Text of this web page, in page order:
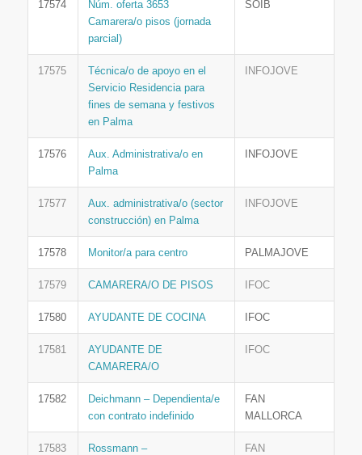
17574
Núm. oferta 3653
Camarera/o pisos (jornada
parcial)
SOIB
17575
Técnica/o de apoyo en el
Servicio Residencia para
fines de semana y festivos
en Palma
INFOJOVE
17576
Aux. Administrativa/o en
Palma
INFOJOVE
17577
Aux. administrativa/o (sector
construcción) en Palma
INFOJOVE
17578 Monitor/a para centro PALMAJOVE
17579 CAMARERA/O DE PISOS IFOC
17580 AYUDANTE DE COCINA IFOC
17581
AYUDANTE DE
CAMARERA/O
IFOC
17582
Deichmann – Dependienta/e
con contrato indefinido
FAN
MALLORCA
17583
Rossmann –
FAN